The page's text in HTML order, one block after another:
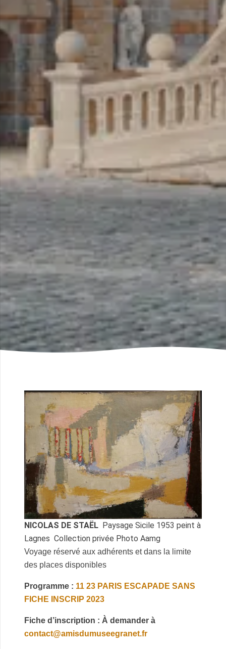
NICOLAS DE STAËL Paysage Sicile 1953 peint à
Lagnes Collection privée Photo Aamg
Voyage réservé aux adhérents et dans la limite
des places disponibles
Programme : 11 23 PARIS ESCAPADE SANS
FICHE INSCRIP 2023
Fiche d’inscription : À demander à
contact@amisdumuseegranet.fr